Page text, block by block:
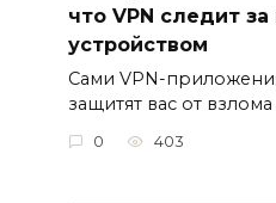
что VPN следит
устройством
Сами VPN-
защитят вас от взлома
0 403